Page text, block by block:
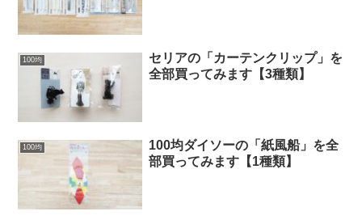
100均
セリアの「カーテンクリップ」を
全部買ってみます【3種類】
100均
100均ダイソーの「紙風船」を全
部買ってみます【1種類】